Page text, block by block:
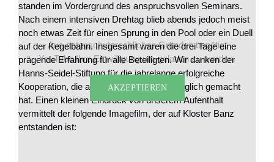
standen im Vordergrund des anspruchsvollen Seminars.
Nach einem intensiven Drehtag blieb abends jedoch meist
noch etwas Zeit für einen Sprung in den Pool oder ein Duell
auf der Kegelbahn. Insgesamt waren die drei Tage eine
prägende Erfahrung für alle Beteiligten. Wir danken der
Hanns-Seidel-Stiftung für die jahrelange erfolgreiche
Kooperation, die auch dieses Seminar möglich gemacht
hat. Einen kleinen Eindruck von unserem Aufenthalt
vermittelt der folgende Imagefilm, der auf Kloster Banz
entstanden ist:
Aus datenschutzrechlichen Gründen benötigt
YouTube Ihre Einwilligung um geladen zu werden.
AKZEPTIEREN